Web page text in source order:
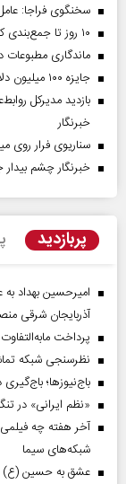
سخنگوی فراجا:
۱۰ روز تا جمع‌بندی کل نمرات امتحانات نهایی
ماندگاری مطبوعات
جایزه ۱۰۰ میلیون دلاری برای سر ترامپ
بازدید مدیرکل
خبرنگار
سناریوی فرار روی
خبرنگار چشم
پربازدید
امیرحسین بهداد
آذربایجان شرقی
پرداخت
نظرسنجی شبکه
باج‌نیوزها؛
«نظم ایرانی» در
آخر هفته چه
شبکه‌های سیما
عشق به حسین (ع)